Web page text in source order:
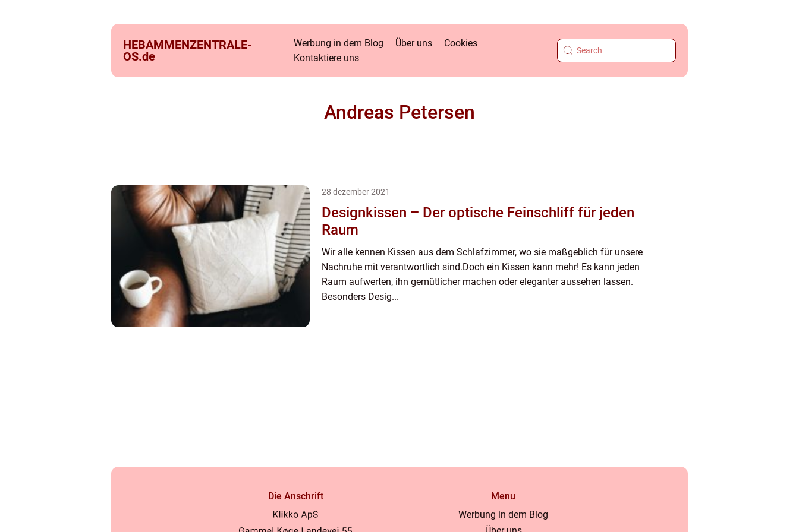
HEBAMMENZENTRALE-
OS.de
Werbung in dem Blog Über uns
Cookies
Kontaktiere uns
Andreas Petersen
28 dezember 2021
Designkissen – Der optische Feinschliff für jeden
Raum
Wir alle kennen Kissen aus dem Schlafzimmer, wo sie maßgeblich für unsere
Nachruhe mit verantwortlich sind.Doch ein Kissen kann mehr! Es kann jeden
Raum aufwerten, ihn gemütlicher machen oder eleganter aussehen lassen.
Besonders Desig...
Die Anschrift
Menu
Werbung in dem Blog